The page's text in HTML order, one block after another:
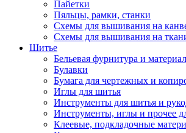
Пайетки
Пяльцы, рамки, станки
Схемы для вышивания на
Схемы для вышивания на
Шитье
Бельевая фурнитура и
Булавки
Бумага для чертежных и
Иглы для шитья
Инструменты для шитья и
Инструменты, иглы и прочее
Клеевые, подкладочные